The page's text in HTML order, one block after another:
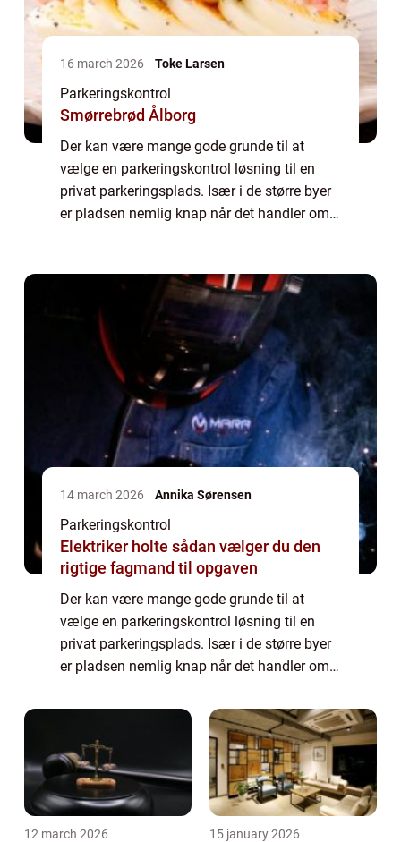
16 march 2026 Toke Larsen
Parkeringskontrol
Smørrebrød Ålborg
Der kan være mange gode grunde til at
vælge en parkeringskontrol løsning til en
privat parkeringsplads. Især i de større byer
er pladsen nemlig knap når det handler om
14 march 2026 Annika Sørensen
Parkeringskontrol
Elektriker holte sådan vælger du den
rigtige fagmand til opgaven
Der kan være mange gode grunde til at
vælge en parkeringskontrol løsning til en
privat parkeringsplads. Især i de større byer
er pladsen nemlig knap når det handler om
begyndt at indføre betalings parkering ...
12 march 2026 15 january 2026